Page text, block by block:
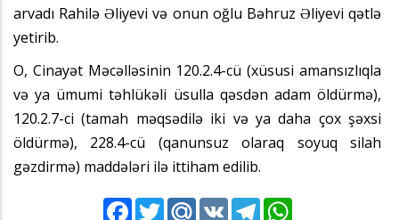
arvadı Rahilə Əliyevi və onun oğlu Bəhruz Əliyevi qətlə
yetirib.
O, Cinayət Məcəlləsinin 120.2.4-cü (xüsusi amansızlıqla
və ya ümumi təhlükəli üsulla qəsdən adam öldürmə),
120.2.7-ci (tamah məqsədilə iki və ya daha çox şəxsi
öldürmə), 228.4-cü (qanunsuz olaraq soyuq silah
gəzdirmə) maddələri ilə ittiham edilib.
FacebookTwitterMail.RuVK Telegram